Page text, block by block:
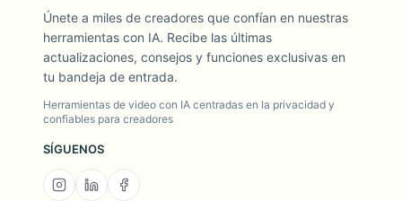
Únete a miles de creadores que confían en nuestras
herramientas con IA. Recibe las últimas
actualizaciones, consejos y funciones exclusivas en
tu bandeja de entrada.
Herramientas de video con IA centradas en la privacidad y
confiables para creadores
SÍGUENOS